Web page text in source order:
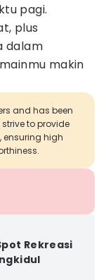
pagi.
plus
dalam
makin
and has been
to provide
ensuring high
Rekreasi